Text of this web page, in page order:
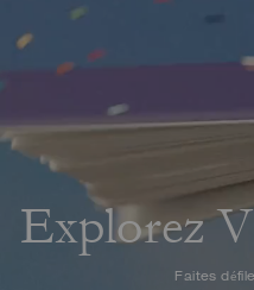
Explorez
Faites